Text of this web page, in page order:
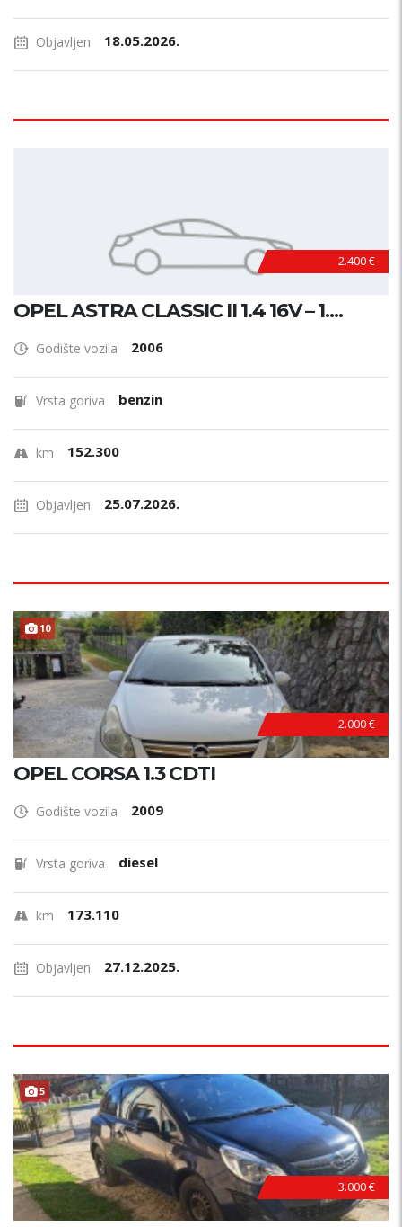
Objavljen 18.05.2026.
2.400 €
OPEL ASTRA CLASSIC II 1.4 16V – 1....
Godište vozila 2006
Vrsta goriva benzin
km 152.300
Objavljen 25.07.2026.
10 HITNO !
2.000 €
OPEL CORSA 1.3 CDTI
Godište vozila 2009
Vrsta goriva diesel
km 173.110
Objavljen 27.12.2025.
5
3.000 €